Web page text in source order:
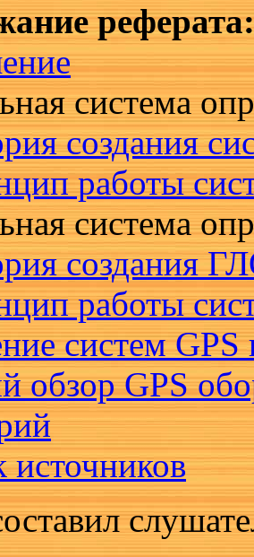
реферата:
система
создания
работы
система
создания
работы
систем
обзор GPS
источников